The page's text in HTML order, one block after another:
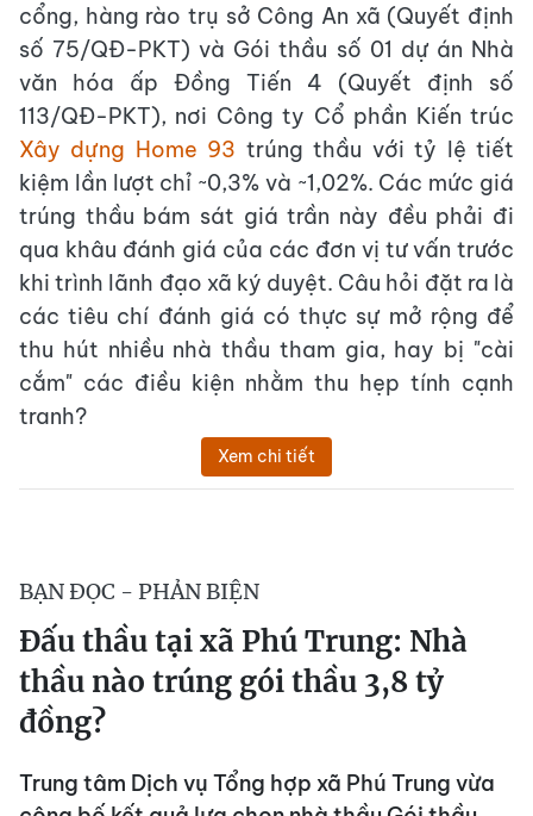
cổng, hàng rào trụ sở Công An xã (Quyết định
số 75/QĐ-PKT) và Gói thầu số 01 dự án Nhà
văn hóa ấp Đồng Tiến 4 (Quyết định số
113/QĐ-PKT), nơi Công ty Cổ phần Kiến trúc
Xây dựng Home 93 trúng thầu với tỷ lệ tiết
kiệm lần lượt chỉ ~0,3% và ~1,02%. Các mức giá
trúng thầu bám sát giá trần này đều phải đi
qua khâu đánh giá của các đơn vị tư vấn trước
khi trình lãnh đạo xã ký duyệt. Câu hỏi đặt ra là
các tiêu chí đánh giá có thực sự mở rộng để
thu hút nhiều nhà thầu tham gia, hay bị "cài
cắm" các điều kiện nhằm thu hẹp tính cạnh
tranh?
Xem chi tiết
BẠN ĐỌC - PHẢN BIỆN
Đấu thầu tại xã Phú Trung: Nhà
thầu nào trúng gói thầu 3,8 tỷ
đồng?
Trung tâm Dịch vụ Tổng hợp xã Phú Trung vừa